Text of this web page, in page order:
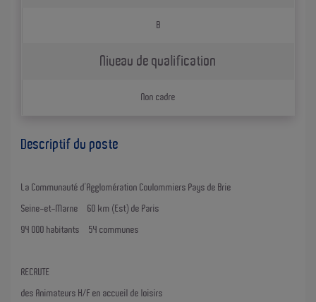
B
Niveau de qualification
Non cadre
Descriptif du poste
La Communauté d’Agglomération Coulommiers Pays de Brie
Seine-et-Marne – 60 km (Est) de Paris
94 000 habitants – 54 communes
RECRUTE
des Animateurs H/F en accueil de loisirs